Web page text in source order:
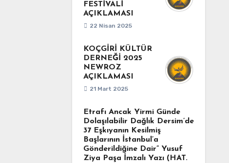
FESTİVALİ
AÇIKLAMASI
22 Nisan 2025
KOÇGİRİ KÜLTÜR
DERNEĞİ 2025
NEWROZ
AÇIKLAMASI
21 Mart 2025
Etrafı Ancak Yirmi Günde
Dolaşılabilir Dağlık Dersim’de
37 Eşkıyanın Kesilmiş
Başlarının İstanbul’a
Gönderildiğine Dair” Yusuf
Ziya Paşa İmzalı Yazı (HAT.